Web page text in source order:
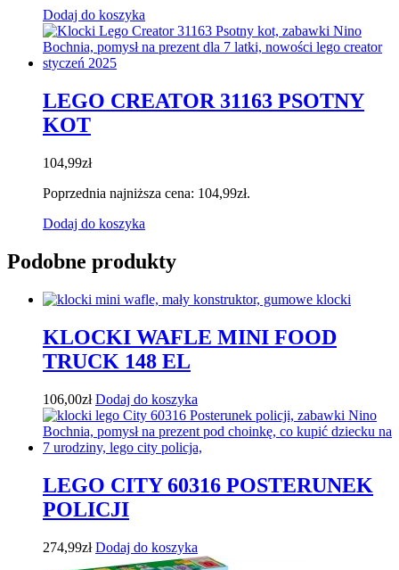
Dodaj do koszyka
LEGO CREATOR 31163 PSOTNY
KOT
104,99zł
Poprzednia najniższa cena: 104,99zł.
Dodaj do koszyka
Podobne produkty
KLOCKI WAFLE MINI FOOD
TRUCK 148 EL
106,00zł Dodaj do koszyka
LEGO CITY 60316 POSTERUNEK
POLICJI
274,99zł Dodaj do koszyka